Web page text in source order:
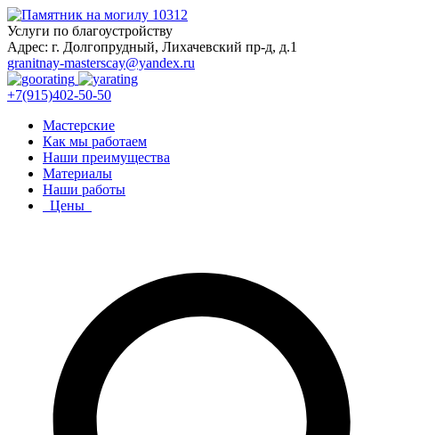
Услуги по благоустройству
Адрес: г. Долгопрудный, Лихачевский пр-д, д.1
granitnay-masterscay@yandex.ru
+7(915)402-50-50
Мастерские
Как мы работаем
Наши преимущества
Материалы
Наши работы
Цены